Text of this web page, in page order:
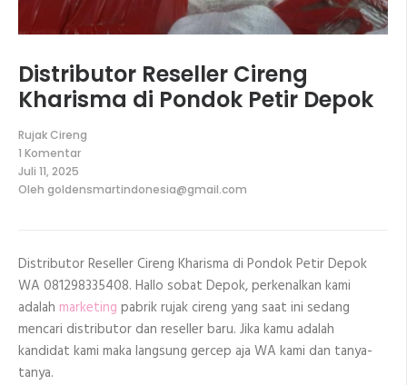
Distributor Reseller Cireng
Kharisma di Pondok Petir Depok
Rujak Cireng
1 Komentar
pada
Distributor
Reseller
Petir
Juli 11, 2025
Oleh goldensmartindonesia@gmail.com
Distributor Reseller Cireng Kharisma di Pondok Petir Depok
WA 081298335408. Hallo sobat Depok, perkenalkan kami
adalah marketing pabrik rujak cireng yang saat ini sedang
mencari distributor dan reseller baru. Jika kamu adalah
kandidat kami maka langsung gercep aja WA kami dan tanya-
tanya.